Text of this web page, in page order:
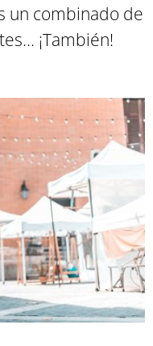
un combinado de
¡También!